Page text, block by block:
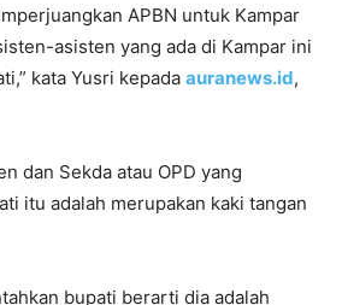
APBN untuk Kampar
asisten yang ada di Kampar ini
kata Yusri kepada auranews.id,
dan Sekda atau OPD yang
itu adalah merupakan kaki tangan
bupati berarti dia adalah